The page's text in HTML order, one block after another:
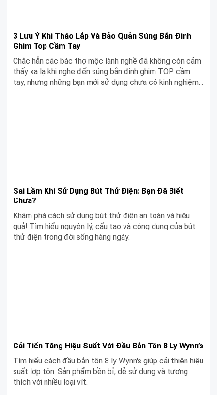
3 Lưu Ý Khi Tháo Lắp Và Bảo Quản Súng Bắn Đinh
Ghim Top Cầm Tay
Chắc hẳn các bác thợ mộc lành nghề đã không còn cảm
thấy xa lạ khi nghe đến súng bắn đinh ghim TOP cầm
tay, nhưng những bạn mới sử dụng chưa có kinh nghiệm
Sai Lầm Khi Sử Dụng Bút Thử Điện: Bạn Đã Biết
Chưa?
Khám phá cách sử dụng bút thử điện an toàn và hiệu
quả! Tìm hiểu nguyên lý, cấu tạo và công dụng của bút
thử điện trong đời sống hàng ngày.
Cải Tiến Tăng Hiệu Suất Với Đầu Bắn Tôn 8 Ly Wynn’s
Tìm hiểu cách đầu bắn tôn 8 ly Wynn's giúp cải thiện hiệu
suất lợp tôn. Sản phẩm bền bỉ, dễ sử dụng và tương
thích với nhiều loại vít.